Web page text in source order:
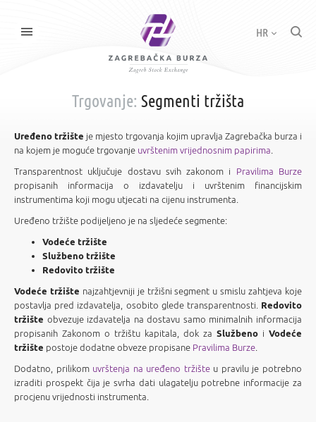
HR
Trgovanje: Segmenti tržišta
Uređeno tržište je mjesto trgovanja kojim upravlja Zagrebačka burza i
na kojem je moguće trgovanje uvrštenim vrijednosnim papirima
Transparentnost uključuje dostavu svih zakonom i Pravilima Burze
propisanih informacija o izdavatelju i uvrštenim financijskim
instrumentima koji mogu utjecati na cijenu instrumenta.
Uređeno tržište podijeljeno je na sljedeće segmente:
Vodeće tržište
Službeno tržište
Redovito tržište
Vodeće tržište najzahtjevniji je tržišni segment u smislu zahtjeva koje
postavlja pred izdavatelja, osobito glede transparentnosti. Redovito
tržište obvezuje izdavatelja na dostavu samo minimalnih informacija
propisanih Zakonom o tržištu kapitala, dok za Službeno i Vodeće
tržište postoje dodatne obveze propisane Pravilima Burze
Dodatno, prilikom uvrštenja na uređeno tržišteu pravilu je potrebno
izraditi prospekt čija je svrha dati ulagatelju potrebne informacije za
procjenu vrijednosti instrumenta.